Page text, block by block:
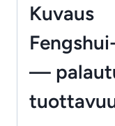
makuuhuoneen
työhuoneen
tasapainoiseen
Kuvaus
—